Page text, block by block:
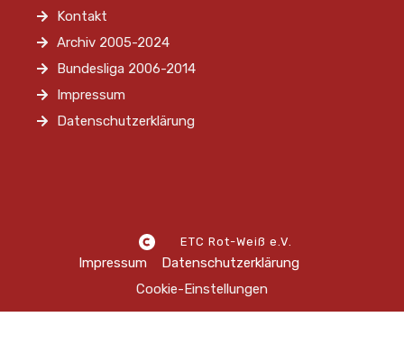
Kontakt
Archiv 2005-2024
Bundesliga 2006-2014
Impressum
Datenschutzerklärung
ETC Rot-Weiß e.V.
Impressum
Datenschutzerklärung
Cookie-Einstellungen